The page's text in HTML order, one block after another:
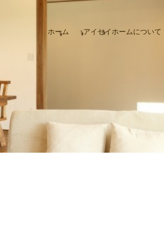
ホーム アイセイホームについて